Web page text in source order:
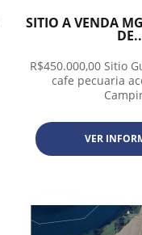
SITIO A VENDA
R$450.000,00 Sitio
cafe pecuaria
VER